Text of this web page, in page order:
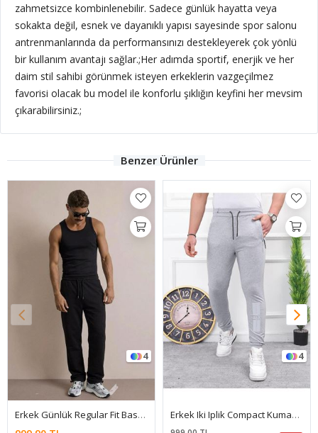
zahmetsizce kombinlenebilir. Sadece günlük hayatta veya
sokakta değil, esnek ve dayanıklı yapısı sayesinde spor salonu
antrenmanlarında da performansınızı destekleyerek çok yönlü
bir kullanım avantajı sağlar.;Her adımda sportif, enerjik ve her
daim stil sahibi görünmek isteyen erkeklerin vazgeçilmez
favorisi olacak bu model ile konforlu şıklığın keyfini her mevsim
çıkarabilirsiniz.;
Benzer Ürünler
Erkek Günlük Regular Fit Baskılı Siyah Eşofman Altı
4
Erkek Iki Iplik Compact Kumaş Baskılı Eşofman İki